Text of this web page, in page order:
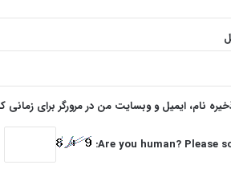
نام، ایمیل و وبسایت من در مرورگر برای
Are you human? Please